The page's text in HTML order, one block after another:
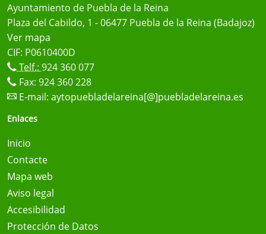
Ayuntamiento de Puebla de la Reina
Plaza del Cabildo, 1 - 06477 Puebla de la Reina (Badajoz)
Ver mapa
CIF: P0610400D
Telf.: 924 360 077
Fax: 924 360 228
E-mail: aytopuebladelareina[@]puebladelareina.es
Enlaces
Inicio
Contacte
Mapa web
Aviso legal
Accesibilidad
Protección de Datos